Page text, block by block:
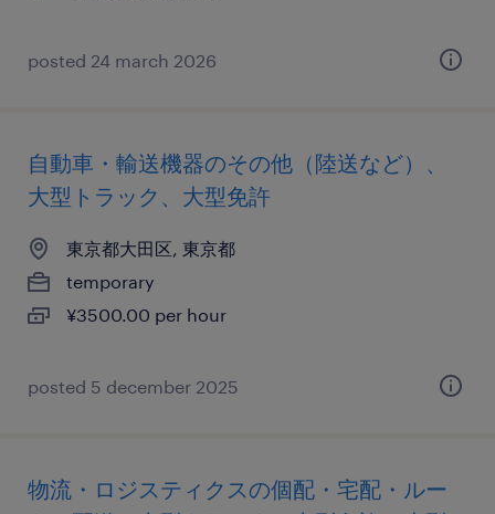
posted 24 march 2026
自動車・輸送機器のその他（陸送など）、
大型トラック、大型免許
東京都大田区, 東京都
temporary
¥3500.00 per hour
posted 5 december 2025
物流・ロジスティクスの個配・宅配・ルー